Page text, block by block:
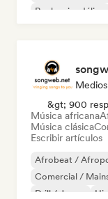
Rock psicodélico
&gt; 900
Música africana
Música clásica
Escribir artículos
Afrobeat /
Comercial /
Drill / Jersey